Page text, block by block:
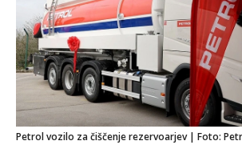
Petrol vozilo za čiščenje rezervoarjev | Foto: